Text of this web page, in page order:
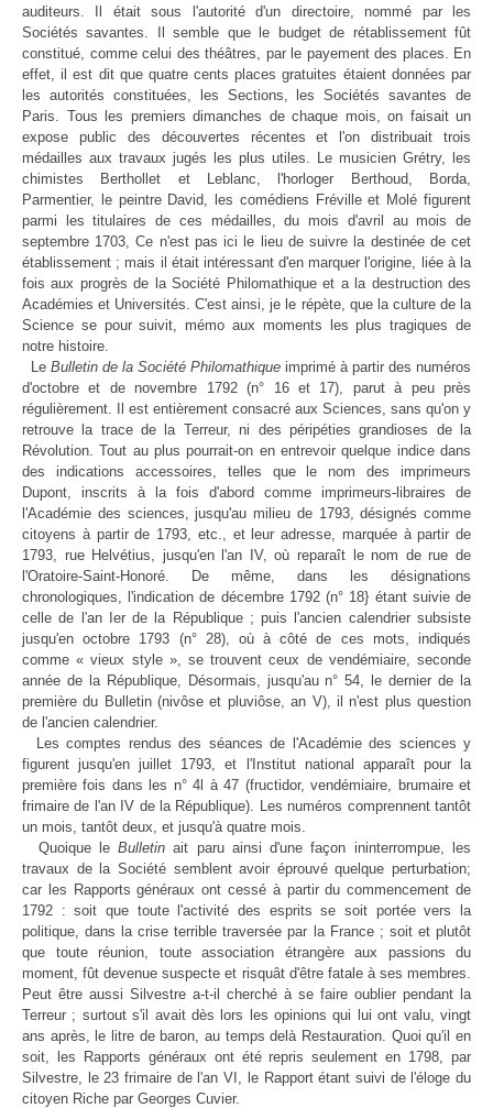
auditeurs. Il était sous l'autorité d'un directoire, nommé par les
Sociétés savantes. Il semble que le budget de rétablissement fût
constitué, comme celui des théâtres, par le payement des places. En
effet, il est dit que quatre cents places gratuites étaient données par
les autorités constituées, les Sections, les Sociétés savantes de
Paris. Tous les premiers dimanches de chaque mois, on faisait un
expose public des découvertes récentes et l'on distribuait trois
médailles aux travaux jugés les plus utiles. Le musicien Grétry, les
chimistes Berthollet et Leblanc, l'horloger Berthoud, Borda,
Parmentier, le peintre David, les comédiens Fréville et Molé figurent
parmi les titulaires de ces médailles, du mois d'avril au mois de
septembre 1703, Ce n'est pas ici le lieu de suivre la destinée de cet
établissement ; mais il était intéressant d'en marquer l'origine, liée à la
fois aux progrès de la Société Philomathique et a la destruction des
Académies et Universités. C'est ainsi, je le répète, que la culture de la
Science se pour suivit, mémo aux moments les plus tragiques de
notre histoire.
Le Bulletin de la Société Philomathique imprimé à partir des numéros
d'octobre et de novembre 1792 (n° 16 et 17), parut à peu près
régulièrement. Il est entièrement consacré aux Sciences, sans qu'on y
retrouve la trace de la Terreur, ni des péripéties grandioses de la
Révolution. Tout au plus pourrait-on en entrevoir quelque indice dans
des indications accessoires, telles que le nom des imprimeurs
Dupont, inscrits à la fois d'abord comme imprimeurs-libraires de
l'Académie des sciences, jusqu'au milieu de 1793, désignés comme
citoyens à partir de 1793, etc., et leur adresse, marquée à partir de
1793, rue Helvétius, jusqu'en l'an IV, où reparaît le nom de rue de
l'Oratoire-Saint-Honoré. De même, dans les désignations
chronologiques, l'indication de décembre 1792 (n° 18} étant suivie de
celle de l'an Ier de la République ; puis l'ancien calendrier subsiste
jusqu'en octobre 1793 (n° 28), où à côté de ces mots, indiqués
comme « vieux style », se trouvent ceux de vendémiaire, seconde
année de la République, Désormais, jusqu'au n° 54, le dernier de la
première du Bulletin (nivôse et pluviôse, an V), il n'est plus question
de l'ancien calendrier.
Les comptes rendus des séances de l'Académie des sciences y
figurent jusqu'en juillet 1793, et l'Institut national apparaît pour la
première fois dans les n° 4l à 47 (fructidor, vendémiaire, brumaire et
frimaire de l'an IV de la République). Les numéros comprennent tantôt
un mois, tantôt deux, et jusqu'à quatre mois.
Quoique leBulletin ait paru ainsi d'une façon ininterrompue, les
travaux de la Société semblent avoir éprouvé quelque perturbation;
car les Rapports généraux ont cessé à partir du commencement de
1792 : soit que toute l'activité des esprits se soit portée vers la
politique, dans la crise terrible traversée par la France ; soit et plutôt
que toute réunion, toute association étrangère aux passions du
moment, fût devenue suspecte et risquât d'être fatale à ses membres.
Peut être aussi Silvestre a-t-il cherché à se faire oublier pendant la
Terreur ; surtout s'il avait dès lors les opinions qui lui ont valu, vingt
ans après, le litre de baron, au temps delà Restauration. Quoi qu'il en
soit, les Rapports généraux ont été repris seulement en 1798, par
Silvestre, le 23 frimaire de l'an VI, le Rapport étant suivi de l'éloge du
citoyen Riche par Georges Cuvier.